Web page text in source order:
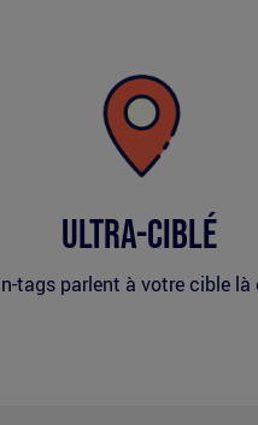
Ultra-ciblé
tags parlent à votre cible là